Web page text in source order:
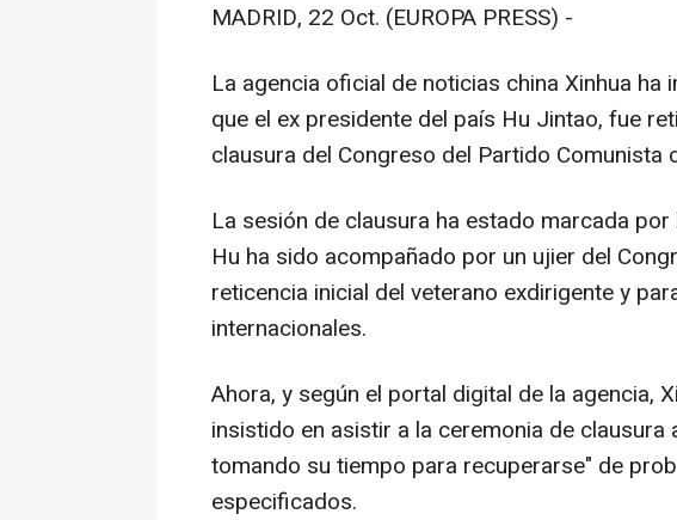
MADRID, 22 Oct. (EUROPA PRESS) -
La agencia oficial de noticias china Xinhua
que el ex presidente del país Hu Jintao, fue
clausura del Congreso del Partido Comunista
La sesión de clausura ha estado marcada
Hu ha sido acompañado por un ujier del
reticencia inicial del veterano exdirigente y
internacionales.
Ahora, y según el portal digital de la agencia,
insistido en asistir a la ceremonia de clausura
tomando su tiempo para recuperarse" de
especificados.